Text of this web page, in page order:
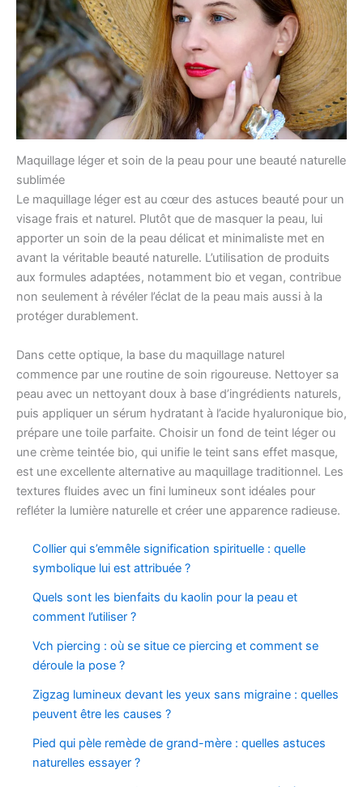
Maquillage léger et soin de la peau pour une beauté naturelle
sublimée
Le maquillage léger est au cœur des astuces beauté pour un
visage frais et naturel. Plutôt que de masquer la peau, lui
apporter un soin de la peau délicat et minimaliste met en
avant la véritable beauté naturelle. L’utilisation de produits
aux formules adaptées, notamment bio et vegan, contribue
non seulement à révéler l’éclat de la peau mais aussi à la
protéger durablement.
Dans cette optique, la base du maquillage naturel
commence par une routine de soin rigoureuse. Nettoyer sa
peau avec un nettoyant doux à base d’ingrédients naturels,
puis appliquer un sérum hydratant à l’acide hyaluronique bio,
prépare une toile parfaite. Choisir un fond de teint léger ou
une crème teintée bio, qui unifie le teint sans effet masque,
est une excellente alternative au maquillage traditionnel. Les
textures fluides avec un fini lumineux sont idéales pour
refléter la lumière naturelle et créer une apparence radieuse.
Collier qui s’emmêle signification spirituelle : quelle
symbolique lui est attribuée ?
Quels sont les bienfaits du kaolin pour la peau et
comment l’utiliser ?
Vch piercing : où se situe ce piercing et comment se
déroule la pose ?
Zigzag lumineux devant les yeux sans migraine : quelles
peuvent être les causes ?
Pied qui pèle remède de grand-mère : quelles astuces
naturelles essayer ?